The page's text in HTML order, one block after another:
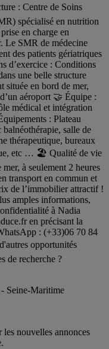
: Centre de Soins
spécialisé en nutrition
en charge en
Le SMR de médecine
des patients gériatriques
d’exercice : Conditions
une belle structure
située en bord de mer,
aéroport 🤝 Équipe :
médical et intégration
: Plateau
salle de
thérapeutique, bureaux
etc … 🏖️ Qualité de vie
à seulement 2 heures
transport en commun et
de l’immobilier attractif !
amples informations,
à Nadia
en précisant la
: (+33)06 70 84
opportunités
de recherche ?
Seine-Maritime
nouvelles annonces